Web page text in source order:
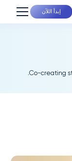
إبدأ اللآن
Co-creating